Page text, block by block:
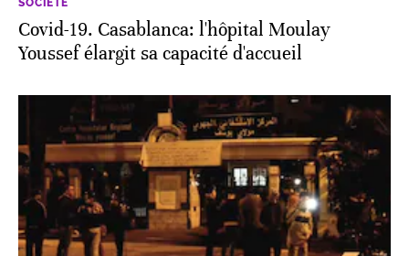
Covid-19. Casablanca: l'hôpital Moulay
Youssef élargit sa capacité d'accueil